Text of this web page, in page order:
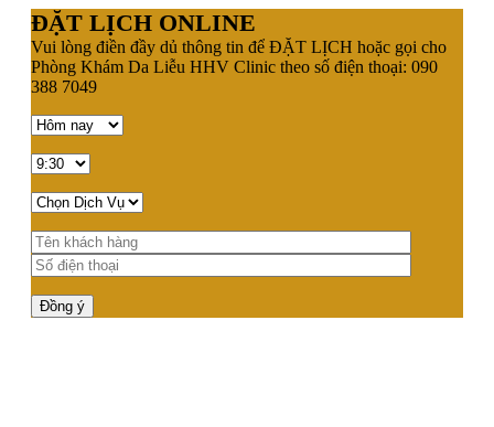
ĐẶT LỊCH ONLINE
Vui lòng điền đầy dủ thông tin để ĐẶT LỊCH hoặc gọi cho
Phòng Khám Da Liễu HHV Clinic theo số điện thoại: 090
388 7049